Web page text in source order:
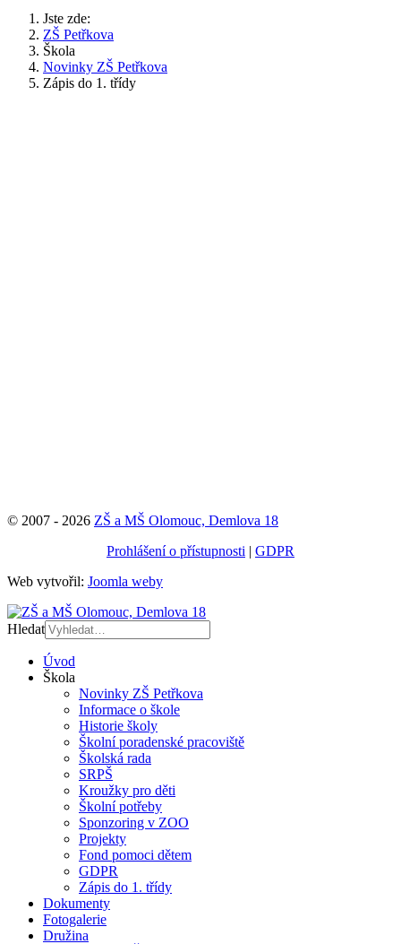
Jste zde:
ZŠ Petřkova
Škola
Novinky ZŠ Petřkova
Zápis do 1. třídy
© 2007 - 2026 ZŠ a MŠ Olomouc, Demlova 18
Prohlášení o přístupnosti | GDPR
Web vytvořil: Joomla weby
Hledat
Úvod
Škola
Novinky ZŠ Petřkova
Informace o škole
Historie školy
Školní poradenské pracoviště
Školská rada
SRPŠ
Kroužky pro děti
Školní potřeby
Sponzoring v ZOO
Projekty
Fond pomoci dětem
GDPR
Zápis do 1. třídy
Dokumenty
Fotogalerie
Družina